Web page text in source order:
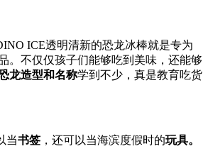
ICE透明清新的恐龙冰棒就是专为
。不仅仅孩子们能够吃到美味，还能够
龙造型和名称学到不少，真是教育吃货
当书签 ，还可以当海滨度假时的玩具。